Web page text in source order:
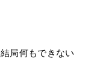
局何もできない